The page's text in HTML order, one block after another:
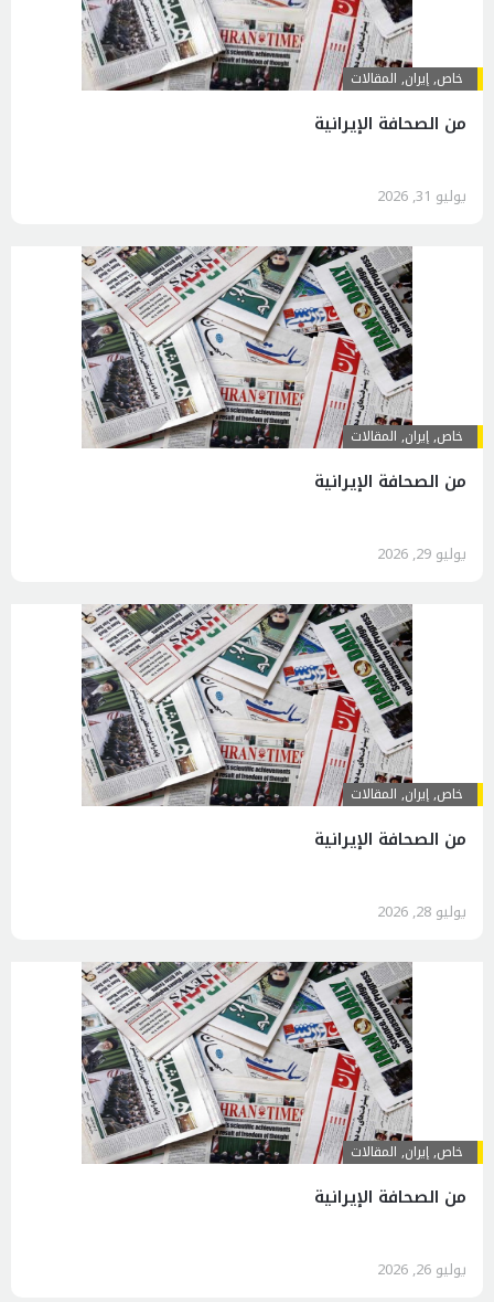
خاص,إيران, المقالات
من الصحافة الإيرانية
يوليو 31, 2026
خاص,إيران, المقالات
من الصحافة الإيرانية
يوليو 29, 2026
خاص,إيران, المقالات
من الصحافة الإيرانية
يوليو 28, 2026
خاص,إيران, المقالات
من الصحافة الإيرانية
يوليو 26, 2026